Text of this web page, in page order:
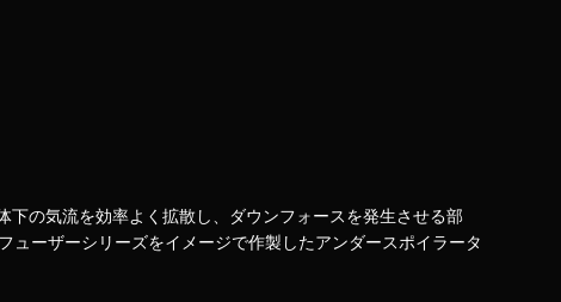
の気流を効率よく拡散し、ダウンフォースを発生させる部
ーザーシリーズをイメージで作製したアンダースポイラータ